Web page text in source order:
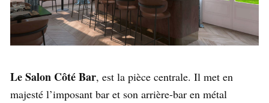
Le Salon Côté Bar, est la pièce centrale. Il met en
majesté l’imposant bar et son arrière-bar en métal